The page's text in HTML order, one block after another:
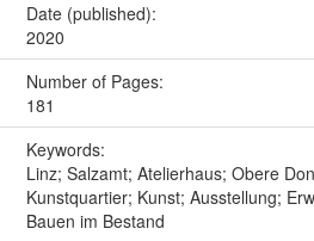
Date (published):
2020
Number of Pages:
181
Keywords:
Linz; Salzamt; Atelierhaus; Obere
Kunstquartier; Kunst; Ausstellung;
Bauen im Bestand